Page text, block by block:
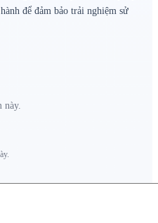
để đảm bảo trải nghiệm sử
này.